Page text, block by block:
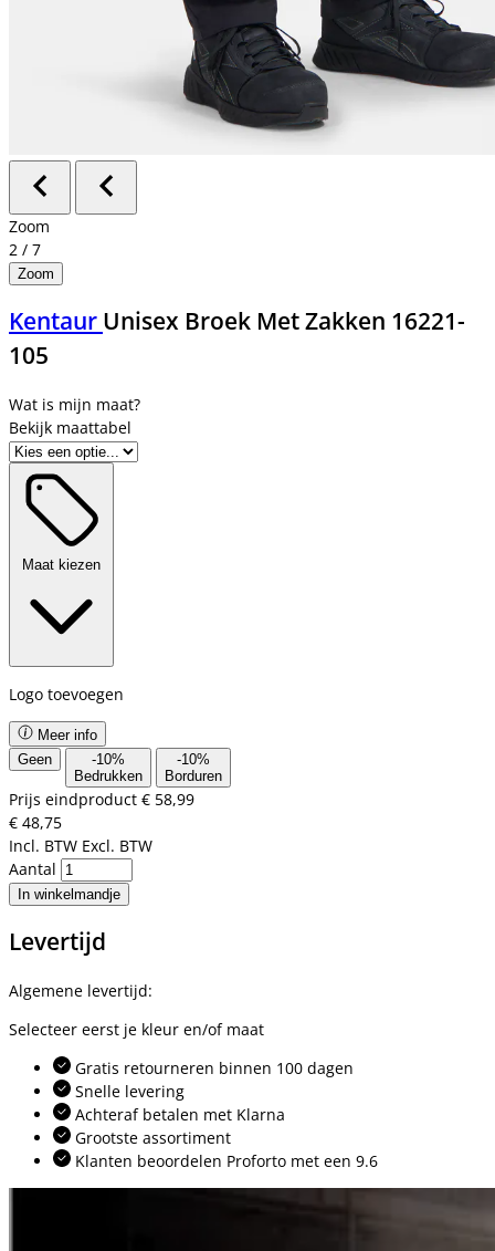
Zoom
2 / 7
Zoom
Kentaur Unisex Broek Met Zakken 16221-
105
Bekijk maattabel
Maat kiezen
Logo toevoegen
Meer info
Geen
-10%
Bedrukken
-10%
Borduren
Prijs eindproduct € 58,99
€ 48,75
Incl. BTW Excl. BTW
Aantal
In winkelmandje
Levertijd
Algemene levertijd:
Selecteer eerst je kleur en/of maat
Gratis retourneren binnen 100 dagen
Snelle levering
Achteraf betalen met Klarna
Grootste assortiment
Klanten beoordelen Proforto met een 9.6